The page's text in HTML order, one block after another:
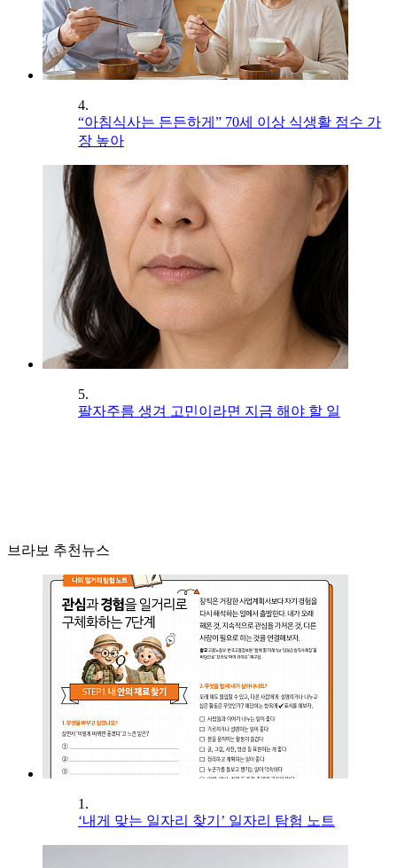
4.
“아침식사는 든든하게” 70세 이상 식생활 점수 가
장 높아
5.
팔자주름 생겨 고민이라면 지금 해야 할 일
브라보 추천뉴스
1.
‘내게 맞는 일자리 찾기’ 일자리 탐험 노트